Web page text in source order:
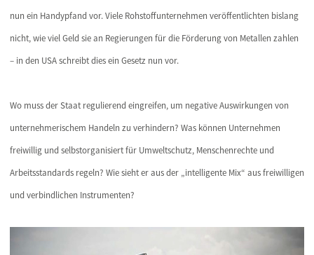
nun ein Handypfand vor. Viele Rohstoffunternehmen veröffentlichten bislang
nicht, wie viel Geld sie an Regierungen für die Förderung von Metallen zahlen
– in den USA schreibt dies ein Gesetz nun vor.
Wo muss der Staat regulierend eingreifen, um negative Auswirkungen von
unternehmerischem Handeln zu verhindern? Was können Unternehmen
freiwillig und selbstorganisiert für Umweltschutz, Menschenrechte und
Arbeitsstandards regeln? Wie sieht er aus der „intelligente Mix“ aus freiwilligen
und verbindlichen Instrumenten?